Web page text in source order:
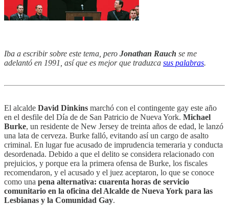
Iba a escribir sobre este tema, pero Jonathan Rauch se me
adelantó en 1991, así que es mejor que traduzca sus palabras.
El alcalde David Dinkins marchó con el contingente gay este año
en el desfile del Día de de San Patricio de Nueva York. Michael
Burke, un residente de New Jersey de treinta años de edad, le lanzó
una lata de cerveza. Burke falló, evitando así un cargo de asalto
criminal. En lugar fue acusado de imprudencia temeraria y conducta
desordenada. Debido a que el delito se considera relacionado con
prejuicios, y porque era la primera ofensa de Burke, los fiscales
recomendaron, y el acusado y el juez aceptaron, lo que se conoce
como una pena alternativa: cuarenta horas de servicio
comunitario en la oficina del Alcalde de Nueva York para las
Lesbianas y la Comunidad Gay.